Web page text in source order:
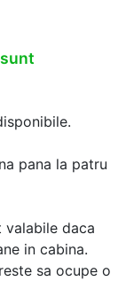
pana la patru
valabile daca
in cabina.
sa ocupe o